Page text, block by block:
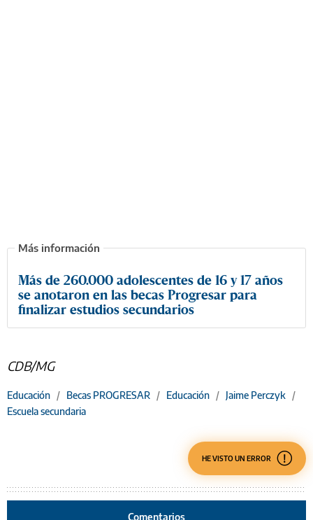
Más de 260.000 adolescentes de 16 y 17 años
se anotaron en las becas Progresar para
finalizar estudios secundarios
CDB/MG
Educación / Becas PROGRESAR / Educación / Jaime Perczyk /
Escuela secundaria
HE VISTO UN ERROR
Comentarios